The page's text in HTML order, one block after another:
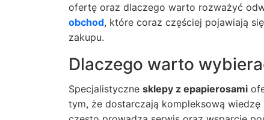
ofertę oraz dlaczego warto rozważyć
obchod, które coraz częściej pojawiają
zakupu.
Dlaczego warto
Specjalistyczne sklepy z epapierosami
tym, że dostarczają kompleksową